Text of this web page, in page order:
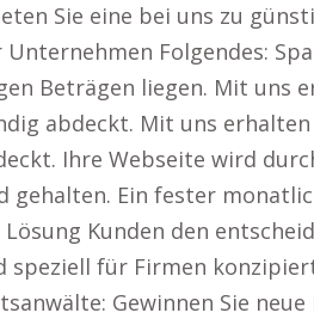
Sie eine bei uns zu
Folgendes:
Beträgen liegen. Mit uns
abdeckt. Mit uns
Ihre Webseite wird
gehalten. Ein fester
Kunden den
speziell für Firmen
Gewinnen Sie